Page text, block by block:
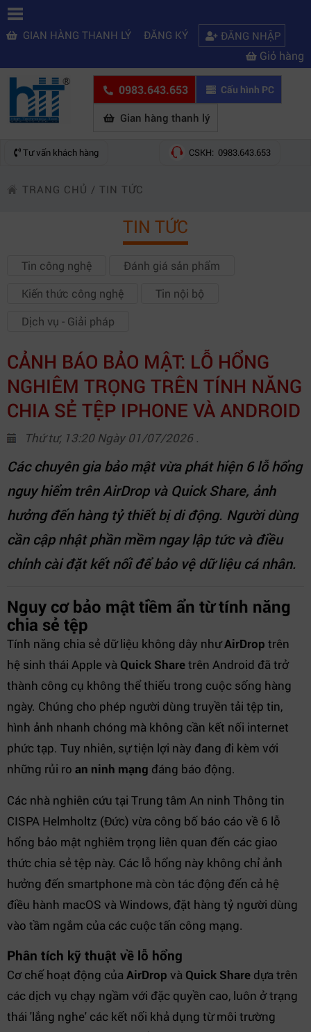
GIAN HÀNG THANH LÝ ĐĂNG KÝ ĐĂNG NHẬP
Giỏ hàng
0983.643.653 Cấu hình PC
Gian hàng thanh lý
Tư vấn khách hàng CSKH: 0983.643.653
TRANG CHỦ / TIN TỨC
TIN TỨC
Tin công nghệ
Đánh giá sản phẩm
Kiến thức công nghệ
Tin nội bộ
Dịch vụ - Giải pháp
CẢNH BÁO BẢO MẬT: LỖ HỔNG
NGHIÊM TRỌNG TRÊN TÍNH NĂNG
CHIA SẺ TỆP IPHONE VÀ ANDROID
Thứ tư, 13:20 Ngày 01/07/2026 .
Các chuyên gia bảo mật vừa phát hiện 6 lỗ hổng
nguy hiểm trên AirDrop và Quick Share, ảnh
hưởng đến hàng tỷ thiết bị di động. Người dùng
cần cập nhật phần mềm ngay lập tức và điều
chỉnh cài đặt kết nối để bảo vệ dữ liệu cá nhân.
Nguy cơ bảo mật tiềm ẩn từ tính năng
chia sẻ tệp
Tính năng chia sẻ dữ liệu không dây nhưAirDrop trên
hệ sinh thái Apple và Quick Sharetrên Android đã trở
thành công cụ không thể thiếu trong cuộc sống hàng
ngày. Chúng cho phép người dùng truyền tải tệp tin,
hình ảnh nhanh chóng mà không cần kết nối internet
phức tạp. Tuy nhiên, sự tiện lợi này đang đi kèm với
những rủi ro an ninh mạng đáng báo động.
Các nhà nghiên cứu tại Trung tâm An ninh Thông tin
CISPA Helmholtz (Đức) vừa công bố báo cáo về 6 lỗ
hổng bảo mật nghiêm trọng liên quan đến các giao
thức chia sẻ tệp này. Các lỗ hổng này không chỉ ảnh
hưởng đến smartphone mà còn tác động đến cả hệ
điều hành macOS và Windows, đặt hàng tỷ người dùng
vào tầm ngắm của các cuộc tấn công mạng.
Phân tích kỹ thuật về lỗ hổng
Cơ chế hoạt động của AirDrop và Quick Share dựa trên
các dịch vụ chạy ngầm với đặc quyền cao, luôn ở trạng
thái 'lắng nghe' các kết nối khả dụng từ môi trường